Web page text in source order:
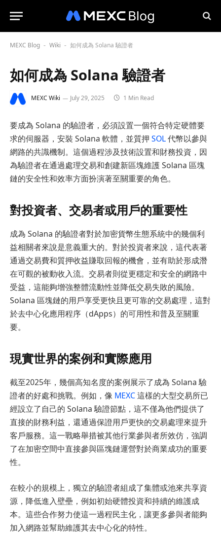
MEXC Blog - Wiki - 如何成為 Solana 驗證者
如何成為 Solana 驗證者
MEXC Wiki July 29, 2025 1 Min Read
要成為 Solana 的驗證者，必須設置一個符合特定硬體要
求的伺服器，安裝 Solana 軟體，並質押 SOL代幣以參與
網路的共識機制。這個過程涉及技術設置和財務投資，因
為驗證者在通過處理交易和創建新區塊維護 Solana 區塊
鏈的安全性和效率方面扮演著至關重要的角色。
對投資者、交易者或用戶的重要性
成為 Solana 的驗證者對於加密貨幣生態系統中的幾個利
益相關者來說是意義重大的。對於投資者來說，這代表著
通過交易費和質押收益賺取回報的機會，並有助於形成潛
在可觀的被動收入流。交易者則從更穩定和安全的網路中
受益，這能夠增強整體流動性並降低交易失敗的風險。
Solana 區塊鏈的用戶享受更快且更可靠的交易處理，這對
於去中心化應用程序（dApps）的可用性和普及至關重
要。
現實世界的案例和實際應用
截至2025年，幾個高知名度的案例展示了成為 Solana 驗
證者的好處和挑戰。例如，像 MEXC這樣的大型交易所已
經設立了自己的 Solana 驗證節點，這不僅為他們提供了
直接的財務利益，還通過保證用戶更快的交易處理來提升
客戶服務。這一戰略舉措被其他行業參與者所效仿，強調
了在加密空間中直接參與區塊鏈運營對於商業成功的重要
性。
在較小的規模上，獨立的驗證者組成了集體或池來共享資
源，降低進入壁壘，例如初始硬體投資和持續的維護成
本。這些合作努力使這一過程民主化，讓更多參與者能夠
加入網路並幫助維護其去中心化的特性。